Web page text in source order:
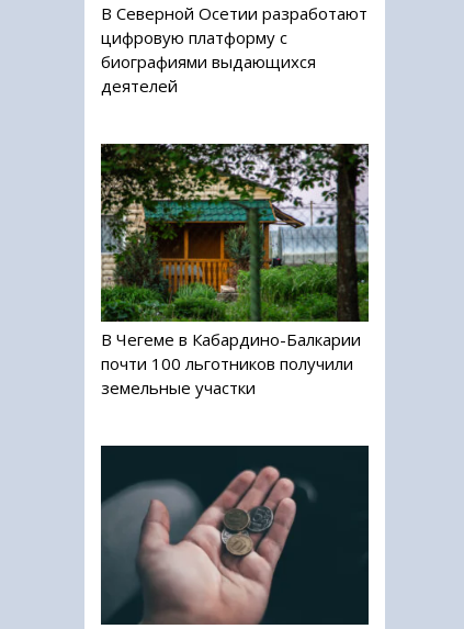
В Северной Осетии разработают
цифровую платформу с
биографиями выдающихся
деятелей
В Чегеме в Кабардино-Балкарии
почти 100 льготников получили
земельные участки